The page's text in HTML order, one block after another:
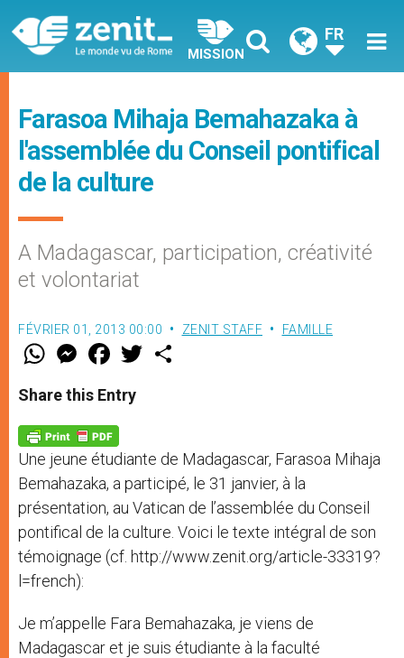
MISSION
FR
Farasoa Mihaja Bemahazaka à
l'assemblée du Conseil pontifical
de la culture
A Madagascar, participation, créativité
et volontariat
FÉVRIER 01, 2013 00:00 ZENIT STAFF FAMILLE
W
t
s
p
p
M
e
s
e
g
e
r
F
a
e
b
o
k
w
Share this Entry
Une jeune étudiante de Madagascar, Farasoa Mihaja
Bemahazaka, a participé, le 31 janvier, à la
présentation, au Vatican de l’assemblée du Conseil
pontifical de la culture. Voici le texte intégral de son
témoignage (cf. http://www.zenit.org/article-33319?
l=french):
Je m’appelle Fara Bemahazaka, je viens de
Madagascar et je suis étudiante à la faculté